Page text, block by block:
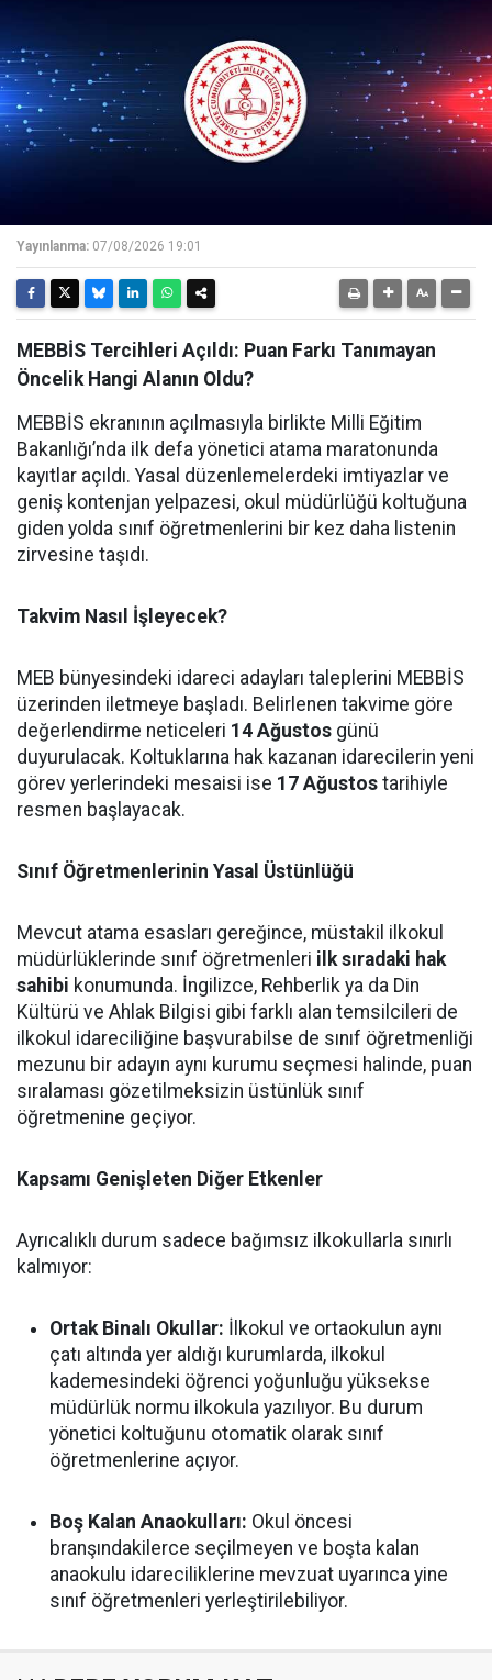
Yayınlanma: 07/08/2026 19:01
MEBBİS Tercihleri Açıldı: Puan Farkı Tanımayan
Öncelik Hangi Alanın Oldu?
MEBBİS ekranının açılmasıyla birlikte Milli Eğitim
Bakanlığı’nda ilk defa yönetici atama maratonunda
kayıtlar açıldı. Yasal düzenlemelerdeki imtiyazlar ve
geniş kontenjan yelpazesi, okul müdürlüğü koltuğuna
giden yolda sınıf öğretmenlerini bir kez daha listenin
zirvesine taşıdı.
Takvim Nasıl İşleyecek?
MEB bünyesindeki idareci adayları taleplerini MEBBİS
üzerinden iletmeye başladı. Belirlenen takvime göre
değerlendirme neticeleri 14 Ağustos günü
duyurulacak. Koltuklarına hak kazanan idarecilerin yeni
görev yerlerindeki mesaisi ise 17 Ağustos tarihiyle
resmen başlayacak.
Sınıf Öğretmenlerinin Yasal Üstünlüğü
Mevcut atama esasları gereğince, müstakil ilkokul
müdürlüklerinde sınıf öğretmenleri ilk sıradaki hak
sahibi konumunda. İngilizce, Rehberlik ya da Din
Kültürü ve Ahlak Bilgisi gibi farklı alan temsilcileri de
ilkokul idareciliğine başvurabilse de sınıf öğretmenliği
mezunu bir adayın aynı kurumu seçmesi halinde, puan
sıralaması gözetilmeksizin üstünlük sınıf
öğretmenine geçiyor.
Kapsamı Genişleten Diğer Etkenler
Ayrıcalıklı durum sadece bağımsız ilkokullarla sınırlı
kalmıyor:
Ortak Binalı Okullar: İlkokul ve ortaokulun aynı
çatı altında yer aldığı kurumlarda, ilkokul
kademesindeki öğrenci yoğunluğu yüksekse
müdürlük normu ilkokula yazılıyor. Bu durum
yönetici koltuğunu otomatik olarak sınıf
öğretmenlerine açıyor.
Boş Kalan Anaokulları: Okul öncesi
branşındakilerce seçilmeyen ve boşta kalan
anaokulu idareciliklerine mevzuat uyarınca yine
sınıf öğretmenleri yerleştirilebiliyor.